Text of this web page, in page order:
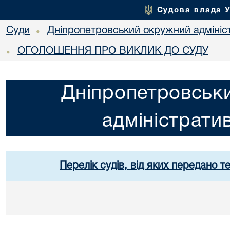
Судова влада
Суди • Дніпропетровський окружний
• ОГОЛОШЕННЯ ПРО ВИКЛИК ДО СУДУ
Перелік судів, від яких передано